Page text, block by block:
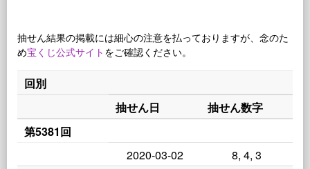
抽せん結果の掲載には細心の注意を払っておりますが、念のた
め宝くじ公式サイト をご確認ください。
回別
抽せん日
抽せん数字
第5381回
2020-03-02
8, 4, 3